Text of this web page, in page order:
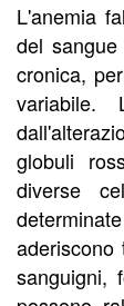
L'anemia
del
cronica,
variabile.
globuli
diverse
sanguigni,